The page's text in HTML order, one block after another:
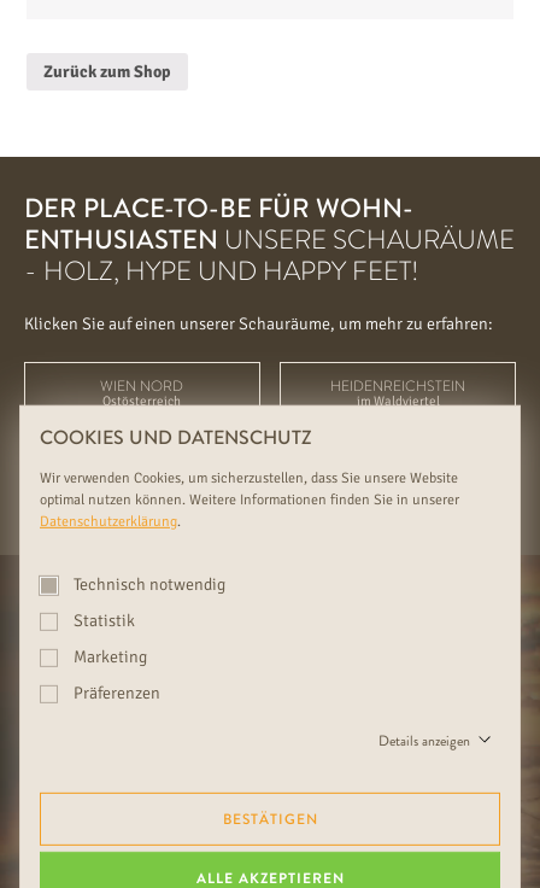
Zurück zum Shop
DER PLACE-TO-BE FÜR WOHN-
ENTHUSIASTEN UNSERE SCHAURÄUME
- HOLZ, HYPE UND HAPPY FEET!
Klicken Sie auf einen unserer Schauräume, um mehr zu erfahren:
WIEN NORD
Ostösterreich
HEIDENREICHSTEIN
im Waldviertel
außerhalb Österreichs
NEWSLETTER
Entdecken Sie die neuesten Trends, Inspirationen und Angebote mit
dem Rudda Newsletter!
COOKIES UND DATENSCHUTZ
Wir verwenden Cookies, um sicherzustellen, dass Sie unsere Website
optimal nutzen können. Weitere Informationen finden Sie in unserer
Datenschutzerklärung.
Technisch notwendig
Statistik
Marketing
Präferenzen
Details anzeigen
BESTÄTIGEN
ALLE AKZEPTIEREN